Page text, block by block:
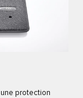
protection